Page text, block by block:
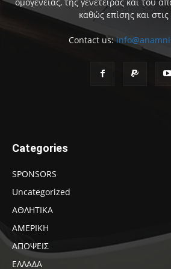
ομογένειας, της γενέτειρας και του
καθώς επίσης και
Contact us:
Categories
SPONSORS
Uncategorized
ΑΘΛΗΤΙΚΑ
ΑΜΕΡΙΚΗ
ΑΠΟΨΕΙΣ
ΕΛΛΑΔΑ